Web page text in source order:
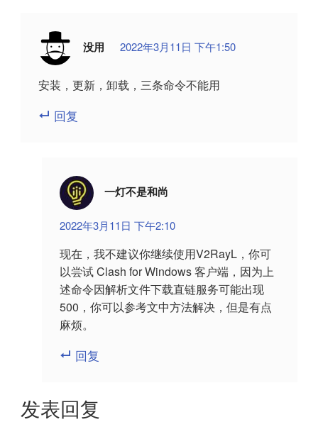
没用 2022年3月11日 下午1:50
安装，更新，卸载，三条命令不能用
回复
一灯不是和尚
2022年3月11日 下午2:10
现在，我不建议你继续使用V2RayL，你可
以尝试 Clash for Windows 客户端，因为上
述命令因解析文件下载直链服务可能出现
500，你可以参考文中方法解决，但是有点
麻烦。
回复
发表回复